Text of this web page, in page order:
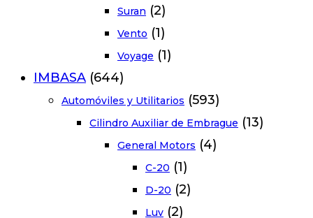
Suran (2)
Vento (1)
Voyage (1)
IMBASA (644)
Automóviles y Utilitarios (593)
Cilindro Auxiliar de Embrague (13)
General Motors (4)
C-20 (1)
D-20 (2)
Luv (2)